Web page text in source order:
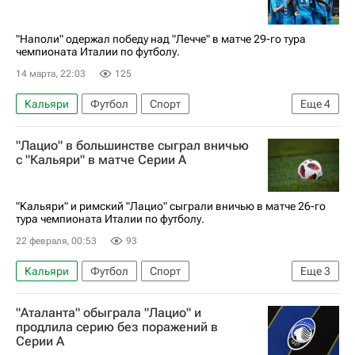
"Наполи" одержал победу над "Лечче" в матче 29-го тура
чемпионата Италии по футболу.
14 марта, 22:03 125
Еще4
Кальяри Футбол
Спорт
Серия А 2026-2027 (Чемпионат Италии по футболу)
Маттео Политано
Наполи Лечче
"Лацио" в большинстве сыграл вничью
с "Кальяри" в матче Серии А
"Кальяри" и римский "Лацио" сыграли вничью в матче 26-го
тура чемпионата Италии по футболу.
22 февраля, 00:53 93
Еще3
Кальяри Футбол
Спорт
Серия А 2026-2027 (Чемпионат Италии по футболу)
Лацио
Парма
"Аталанта" обыграла "Лацио" и
продлила серию без поражений в
Серии А